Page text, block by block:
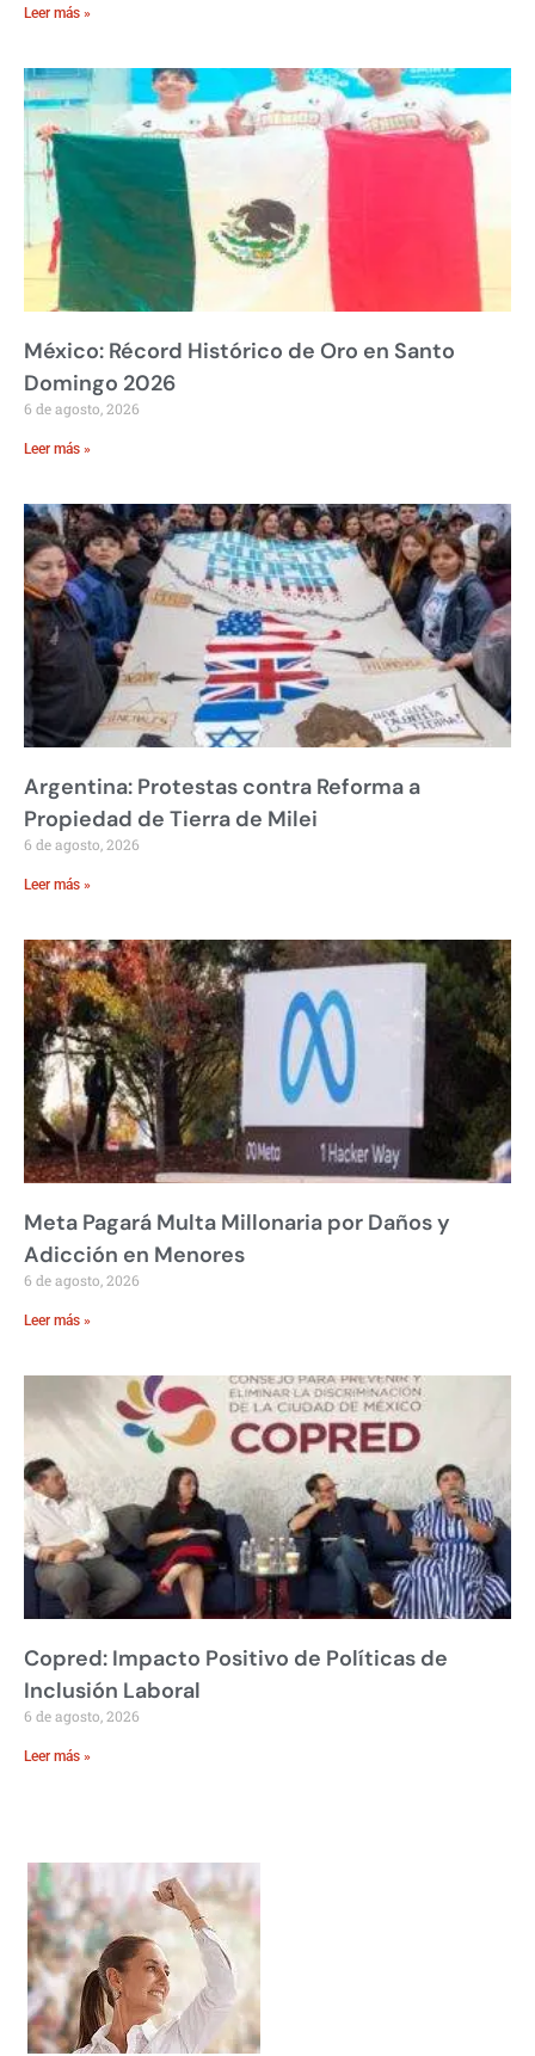
Leer más »
México: Récord Histórico de Oro en Santo
Domingo 2026
6 de agosto, 2026
Leer más »
Argentina: Protestas contra Reforma a
Propiedad de Tierra de Milei
6 de agosto, 2026
Leer más »
Meta Pagará Multa Millonaria por Daños y
Adicción en Menores
6 de agosto, 2026
Leer más »
Copred: Impacto Positivo de Políticas de
Inclusión Laboral
6 de agosto, 2026
Leer más »